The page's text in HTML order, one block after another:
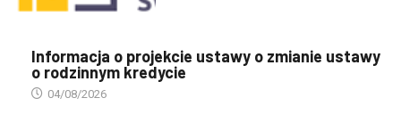
Informacja o projekcie ustawy o zmianie ustawy
o rodzinnym kredycie
04/08/2026